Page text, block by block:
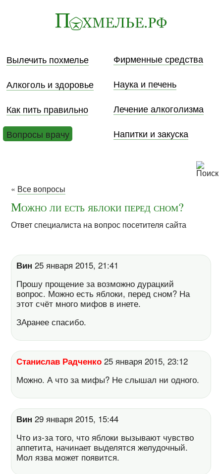
Вылечить похмелье
Фирменные средства
Алкоголь и здоровье
Наука и печень
Как пить правильно
Лечение алкоголизма
Вопросы врачу
Напитки и закуска
« Все вопросы
Можно ли есть яблоки перед сном?
Ответ специалиста на вопрос посетителя сайта
Вин 25 января 2015, 21:41
Прошу прощение за возможно дурацкий
вопрос. Можно есть яблоки, перед сном? На
этот счёт много мифов в инете.
ЗАранее спасибо.
Станислав Радченко 25 января 2015, 23:12
Можно. А что за мифы? Не слышал ни одного.
Вин 29 января 2015, 15:44
Что из-за того, что яблоки вызывают чувство
аппетита, начинает выделятся желудочный.
Мол язва может появится.